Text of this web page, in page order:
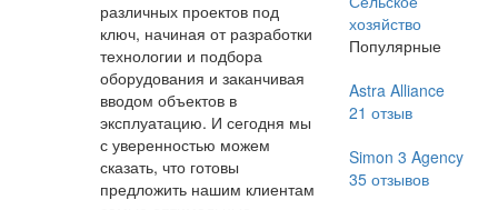
различных проектов под
ключ, начиная от разработки
технологии и подбора
оборудования и заканчивая
вводом объектов в
эксплуатацию. И сегодня мы
с уверенностью можем
сказать, что готовы
предложить нашим клиентам
хозяйство
Популярные
Astra Alliance
21 отзыв
Simon 3 Agency
35отзывов